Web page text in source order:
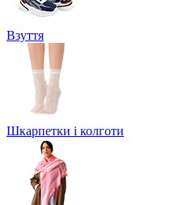
Взуття
Шкарпетки і колготи